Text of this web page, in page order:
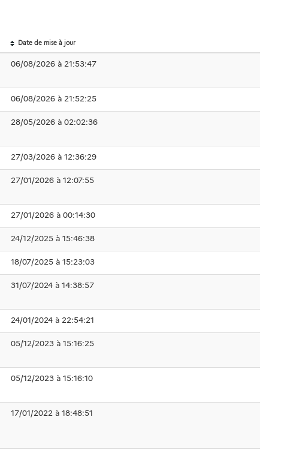
Date de mise à jour
06/08/2026 à 21:53:47
06/08/2026 à 21:52:25
28/05/2026 à 02:02:36
27/03/2026 à 12:36:29
27/01/2026 à 12:07:55
27/01/2026 à 00:14:30
24/12/2025 à 15:46:38
18/07/2025 à 15:23:03
31/07/2024 à 14:38:57
24/01/2024 à 22:54:21
05/12/2023 à 15:16:25
05/12/2023 à 15:16:10
17/01/2022 à 18:48:51